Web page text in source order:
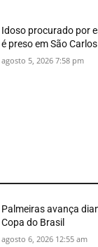
Idoso procurado por
é preso em São Carlos
agosto 5, 2026 7:58 pm
Palmeiras avança
Copa do Brasil
agosto 6, 2026 12:55 am